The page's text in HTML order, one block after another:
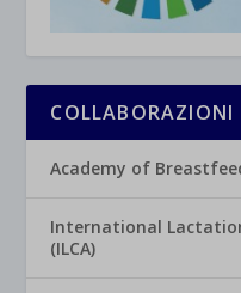
Academy of
International
(ILCA)